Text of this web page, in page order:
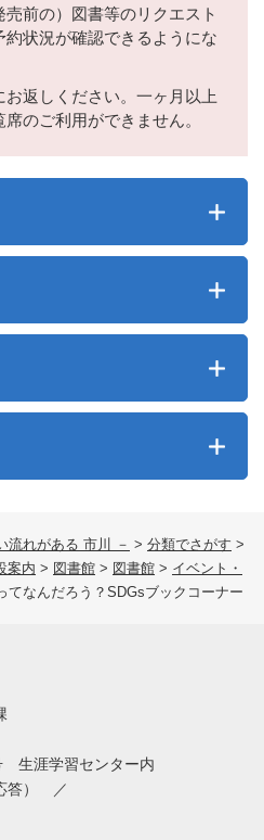
れがある 市川 － > 分類でさがす >
案内 > 図書館 > 図書館 > イベント・
てなんだろう？SDGsブックコーナー
売前の）図書等のリクエスト
状況が確認できるようにな
返しください。一ヶ月以上
のご利用ができません。
生涯学習センター内
応答） ／